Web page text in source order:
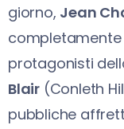
giorno, Jean
protagonisti
Blair (Conleth
pubbliche